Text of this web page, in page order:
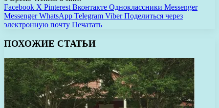
Facebook X Pinterest Вконтакте Одноклассники Messenger
Messenger WhatsApp Telegram Viber Поделиться через
электронную почту Печатать
ПОХОЖИЕ СТАТЬИ